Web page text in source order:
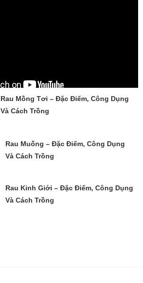
Rau Mồng Tơi – Đặc Điểm, Công Dụng
Và Cách Trồng
Rau Muống – Đặc Điểm, Công Dụng
Và Cách Trồng
Rau Kinh Giới – Đặc Điểm, Công Dụng
Và Cách Trồng